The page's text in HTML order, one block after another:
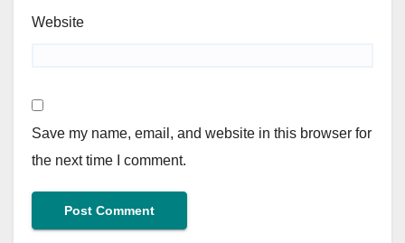
Website
Save my name, email, and website in this browser for
the next time I comment.